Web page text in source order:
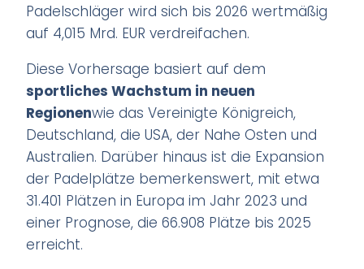
Padelschläger wird sich bis 2026 wertmäßig
auf 4,015 Mrd. EUR verdreifachen.
Diese Vorhersage basiert auf dem
sportliches Wachstum in neuen
Regionenwie das Vereinigte Königreich,
Deutschland, die USA, der Nahe Osten und
Australien. Darüber hinaus ist die Expansion
der Padelplätze bemerkenswert, mit etwa
31.401 Plätzen in Europa im Jahr 2023 und
einer Prognose, die 66.908 Plätze bis 2025
erreicht.